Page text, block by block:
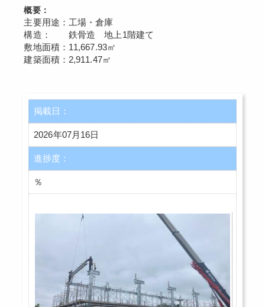
概要：
主要用途：工場・倉庫
構造： 鉄骨造 地上1階建て
敷地面積：11,667.93㎡
建築面積：2,911.47㎡
掲載日：
2026年07月16日
進捗度：
％